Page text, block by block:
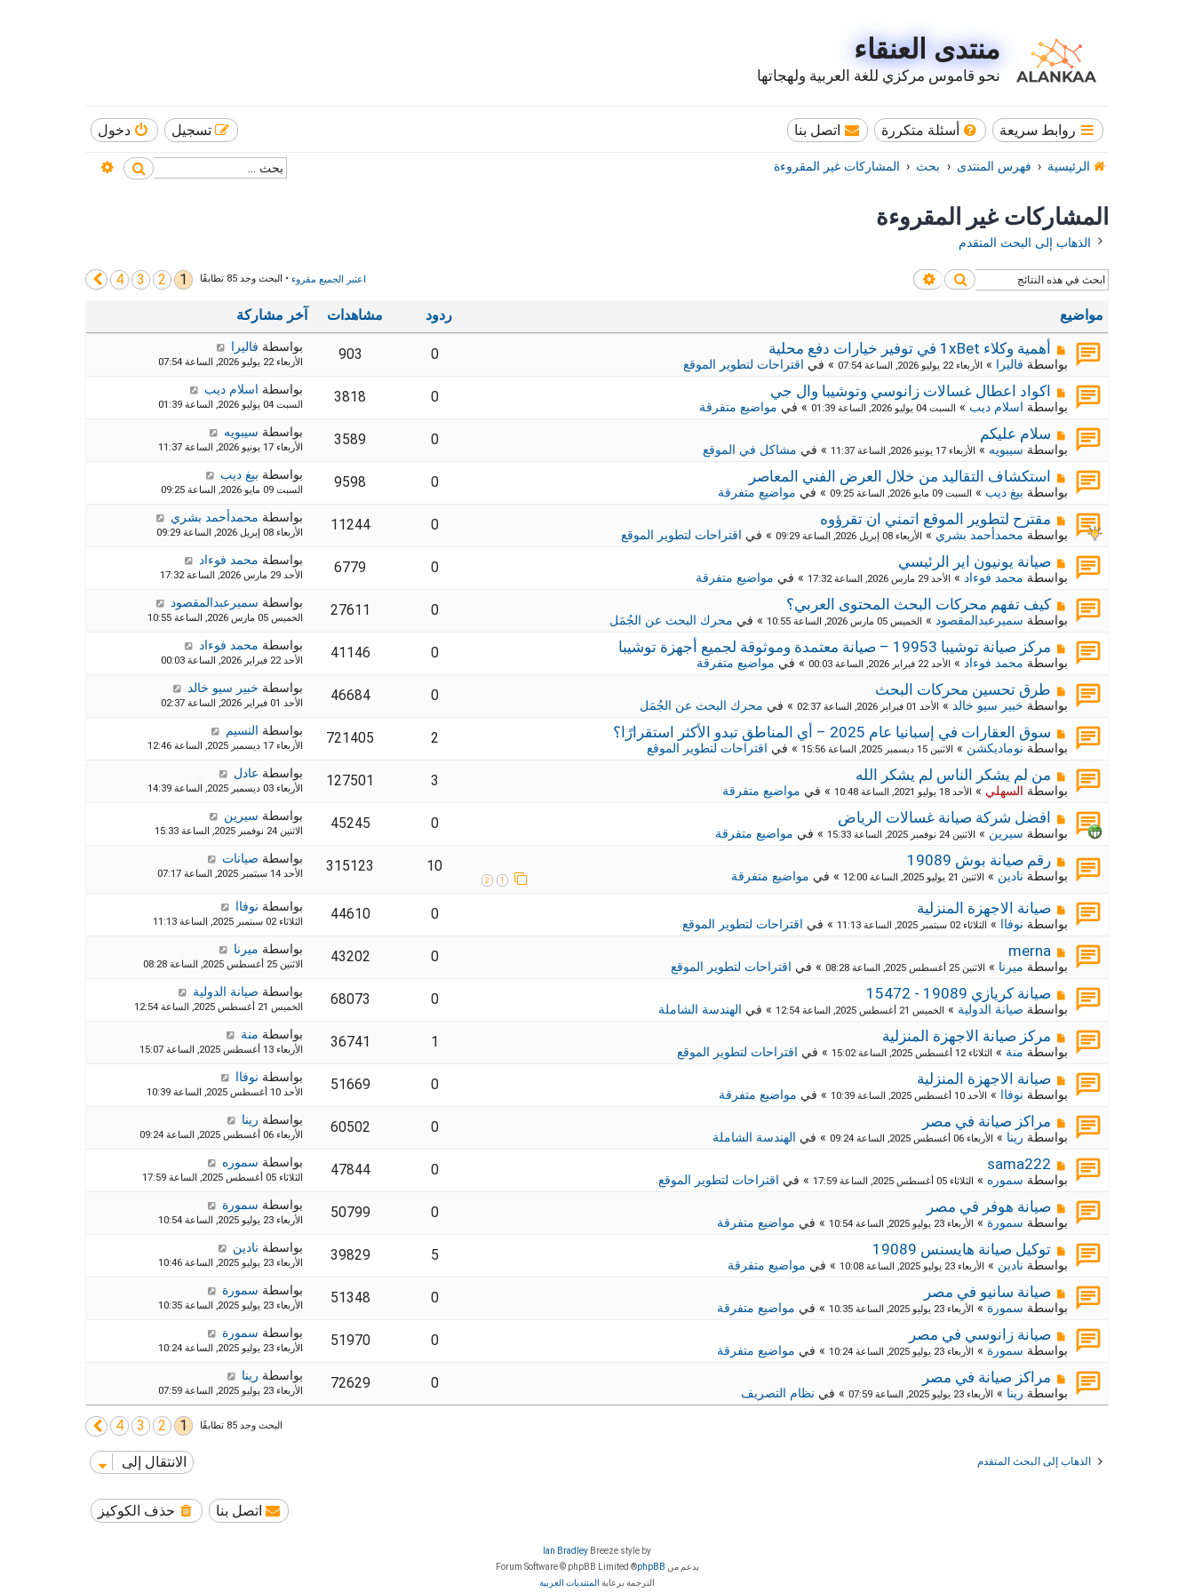
منتدى العنقاء
نحو قاموس مركزي للغة العربية ولهجاتها
روابط سريعة أسئلة متكررة اتصل بنا دخول تسجيل
الرئيسية فهرس المنتدى بحث المشاركات غير المقروءة بحث
المشاركات غير المقروءة
الذهاب إلى البحث المتقدم
بحث بحث متقدم اعتبر الجميع مقروء • البحث وجد 85 تطابقًا 1
2
3
4 التالي
مواضيع ردود مشاهدات آخر مشاركة
م
ش
ر
ك
ة
ج
د
د
ة
أهمية وكلاء 1xBet في توفير خيارات دفع محلية
بواسطة فاليرا » الأربعاء 22 يوليو 2026, الساعة 07:54 » في اقتراحات لتطوير الموقع
0
903 بواسطة فاليرا
الأربعاء 22 يوليو 2026, الساعة 07:54
م
ش
ر
ك
ة
ج
د
ة
اكواد اعطال غسالات زانوسي وتوشيبا وال جي
بواسطة اسلام ديب » السبت 04 يوليو 2026, الساعة 01:39 » في مواضيع متفرقة
0
3818 بواسطة اسلام ديب
السبت 04 يوليو 2026, الساعة 01:39
م
ش
ر
ك
ة
ج
د
د
ة
سلام عليكم
بواسطة سيبويه » الأربعاء 17 يونيو 2026, الساعة 11:37 » في مشاكل في الموقع
0
3589 بواسطة سيبويه
الأربعاء 17 يونيو 2026, الساعة 11:37
م
ش
ك
ة
ج
د
د
ة
استكشاف التقاليد من خلال العرض الفني المعاصر
بواسطة بيغ ديب » السبت 09 مايو 2026, الساعة 09:25 » في مواضيع متفرقة
0
9598 بواسطة بيغ ديب
السبت 09 مايو 2026, الساعة 09:25
م
ش
ر
ك
ة
ج
د
ة
مقترح لتطوير الموقع اتمني ان تقرؤوه
بواسطة محمدأحمد بشري » الأربعاء 08 إبريل 2026, الساعة 09:29 » في اقتراحات لتطوير الموقع
0
11244 بواسطة محمدأحمد بشري
الأربعاء 08 إبريل 2026, الساعة 09:29
م
ش
ر
ك
ة
ج
د
د
ة
صيانة يونيون اير الرئيسي
بواسطة محمد فوءاد » الأحد 29 مارس 2026, الساعة 17:32 » في مواضيع متفرقة
0
6779 بواسطة محمد فوءاد
الأحد 29 مارس 2026, الساعة 17:32
م
ش
ك
ة
ج
د
د
ة
كيف تفهم محركات البحث المحتوى العربي؟
بواسطة سميرعبدالمقصود » الخميس 05 مارس 2026, الساعة 10:55 » في محرك البحث عن الجُمَل
0
27611 بواسطة سميرعبدالمقصود
الخميس 05 مارس 2026, الساعة 10:55
م
ش
ر
ك
ة
ج
د
ة
مركز صيانة توشيبا 19953 – صيانة معتمدة وموثوقة لجميع أجهزة توشيبا
بواسطة محمد فوءاد » الأحد 22 فبراير 2026, الساعة 00:03 » في مواضيع متفرقة
0
41146 بواسطة محمد فوءاد
الأحد 22 فبراير 2026, الساعة 00:03
م
ش
ر
ك
ة
ج
د
د
ة
طرق تحسين محركات البحث
بواسطة خبير سيو خالد » الأحد 01 فبراير 2026, الساعة 02:37 » في محرك البحث عن الجُمَل
0
46684 بواسطة خبير سيو خالد
الأحد 01 فبراير 2026, الساعة 02:37
م
ش
ك
ة
ج
د
د
ة
سوق العقارات في إسبانيا عام 2025 – أي المناطق تبدو الأكثر استقرارًا؟
بواسطة نوماديكشن » الاثنين 15 ديسمبر 2025, الساعة 15:56 » في اقتراحات لتطوير الموقع
2
721405 بواسطة النسيم
الأربعاء 17 ديسمبر 2025, الساعة 12:46
م
ش
ر
ك
ة
ج
د
ة
من لم يشكر الناس لم يشكر الله
بواسطة السهلي » الأحد 18 يوليو 2021, الساعة 10:48 » في مواضيع متفرقة
3
127501 بواسطة عادل
الأربعاء 03 ديسمبر 2025, الساعة 14:39
م
ش
ر
ك
ة
د
ي
ة
افضل شركة صيانة غسالات الرياض
بواسطة سيرين » الاثنين 24 نوفمبر 2025, الساعة 15:33 » في مواضيع متفرقة
0
45245 بواسطة سيرين
الاثنين 24 نوفمبر 2025, الساعة 15:33
م
ش
ك
ة
د
ي
ة
رقم صيانة بوش 19089
بواسطة نادين » الاثنين 21 يوليو 2025, الساعة 12:00 » في مواضيع متفرقة 1
2
10
315123 بواسطة صيانات
الأحد 14 سبتمبر 2025, الساعة 07:17
م
ش
ر
ك
ة
ج
د
ة
صيانة الاجهزة المنزلية
بواسطة نوفاا » الثلاثاء 02 سبتمبر 2025, الساعة 11:13 » في اقتراحات لتطوير الموقع
0
44610 بواسطة نوفاا
الثلاثاء 02 سبتمبر 2025, الساعة 11:13
م
ش
ر
ك
ة
د
د
ة
merna
بواسطة ميرنا » الاثنين 25 أغسطس 2025, الساعة 08:28 » في اقتراحات لتطوير الموقع
0
43202 بواسطة ميرنا
الاثنين 25 أغسطس 2025, الساعة 08:28
م
ش
ك
ة
ج
د
ة
صيانة كريازي 19089 - 15472
بواسطة صيانة الدولية » الخميس 21 أغسطس 2025, الساعة 12:54 » في الهندسة الشاملة
0
68073 بواسطة صيانة الدولية
الخميس 21 أغسطس 2025, الساعة 12:54
ش
ر
ك
ة
د
د
ة
مركز صيانة الاجهزة المنزلية
بواسطة منة » الثلاثاء 12 أغسطس 2025, الساعة 15:02 » في اقتراحات لتطوير الموقع
1
36741 بواسطة منة
الأربعاء 13 أغسطس 2025, الساعة 15:07
م
ش
ك
ة
ج
د
د
ة
صيانة الاجهزة المنزلية
بواسطة نوفاا » الأحد 10 أغسطس 2025, الساعة 10:39 » في مواضيع متفرقة
0
51669 بواسطة نوفاا
الأحد 10 أغسطس 2025, الساعة 10:39
ش
ر
ك
ة
ج
د
د
ة
مراكز صيانة في مصر
بواسطة رينا » الأربعاء 06 أغسطس 2025, الساعة 09:24 » في الهندسة الشاملة
0
60502 بواسطة رينا
الأربعاء 06 أغسطس 2025, الساعة 09:24
م
ش
ر
ك
ة
ج
د
د
ة
sama222
بواسطة سموره » الثلاثاء 05 أغسطس 2025, الساعة 17:59 » في اقتراحات لتطوير الموقع
0
47844 بواسطة سموره
الثلاثاء 05 أغسطس 2025, الساعة 17:59
م
ش
ر
ك
ة
ج
د
د
ة
صيانة هوفر في مصر
بواسطة سمورة » الأربعاء 23 يوليو 2025, الساعة 10:54 » في مواضيع متفرقة
0
50799 بواسطة سمورة
الأربعاء 23 يوليو 2025, الساعة 10:54
م
ش
ر
ك
ة
ج
د
ة
توكيل صيانة هايسنس 19089
بواسطة نادين » الأربعاء 23 يوليو 2025, الساعة 10:08 » في مواضيع متفرقة
5
39829 بواسطة نادين
الأربعاء 23 يوليو 2025, الساعة 10:46
م
ش
ر
ك
ة
د
ي
صيانة سانيو في مصر
بواسطة سمورة » الأربعاء 23 يوليو 2025, الساعة 10:35 » في مواضيع متفرقة
0
51348 بواسطة سمورة
الأربعاء 23 يوليو 2025, الساعة 10:35
م
ش
ك
ة
د
صيانة زانوسي في مصر
بواسطة سمورة » الأربعاء 23 يوليو 2025, الساعة 10:24 » في مواضيع متفرقة
0
51970 بواسطة سمورة
الأربعاء 23 يوليو 2025, الساعة 10:24
ش
ا
ج
مراكز صيانة في مصر
بواسطة رينا » الأربعاء 23 يوليو 2025, الساعة 07:59 » في نظام التصريف
0
72629 بواسطة رينا
الأربعاء 23 يوليو 2025, الساعة 07:59
البحث وجد 85 تطابقًا 1
2
3
4 التالي
الذهاب إلى البحث المتقدم الانتقال إلى
حذف الكوكيز اتصل بنا
Breeze style by
Ian Bradley
بدعم من phpBB
® Forum Software © phpBB Limited
الترجمة برعاية المنتديات العربية